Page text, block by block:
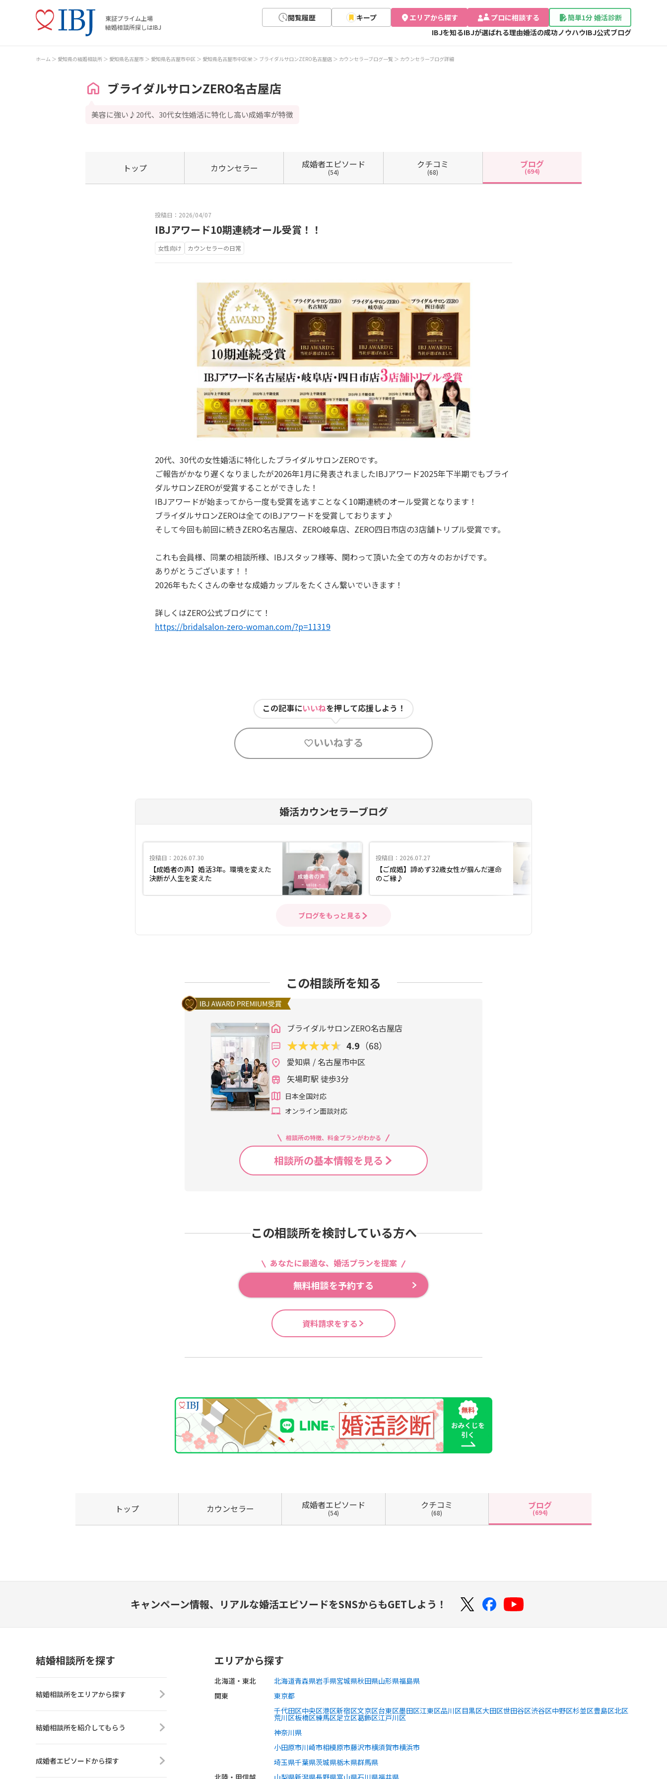
東証プライム上場
結婚相談所探しはIBJ
閲覧履歴 キープ エリアから探す プロに相談する
簡単1分 婚活診断
IBJを知るIBJが選ばれる理由婚活の成功ノウハウIBJ公式ブログ
ホーム 愛知県の結婚相談所 愛知県名古屋市 愛知県名古屋市中区 愛知県名古屋市中区栄 ブライダルサロンZERO名古屋店 カウンセラーブログ一覧 カウンセラーブログ詳細
ブライダルサロンZERO名古屋店
美容に強い♪20代、30代女性婚活に特化し高い成婚率が特徴
トップ カウンセラー 成婚者エピソード
(54)
クチコミ
(68)
ブログ
(694)
投稿日：2026/04/07
IBJアワード10期連続オール受賞！！
女性向け カウンセラーの日常
20代、30代の女性婚活に特化したブライダルサロンZEROです。
ご報告がかなり遅くなりましたが2026年1月に発表されましたIBJアワード2025年下半期でもブライ
ダルサロンZEROが受賞することができした！
IBJアワードが始まってから一度も受賞を逃すことなく10期連続のオール受賞となります！
ブライダルサロンZEROは全てのIBJアワードを受賞しております♪
そして今回も前回に続きZERO名古屋店、ZERO岐阜店、ZERO四日市店の3店舗トリプル受賞です。
これも会員様、同業の相談所様、IBJスタッフ様等、関わって頂いた全ての方々のおかげです。
ありがとうございます！！
2026年もたくさんの幸せな成婚カップルをたくさん繋いでいきます！
詳しくはZERO公式ブログにて！
https://bridalsalon-zero-woman.com/?p=11319
この記事にいいねを押して応援しよう！
いいねする
婚活カウンセラーブログ
投稿日：2026.07.30
【成婚者の声】婚活3年。環境を変えた
決断が人生を変えた
投稿日：2026.07.27
【ご成婚】諦めず32歳女性が掴んだ運命
のご縁♪
ブログをもっと見る
この相談所を知る
ブライダルサロンZERO名古屋店
4.9 （68）
愛知県 / 名古屋市中区
矢場町駅 徒歩3分
日本全国対応
オンライン面談対応
相談所の特徴、料金プランがわかる
相談所の基本情報を見る
この相談所を検討している方へ
あなたに最適な、婚活プランを提案
無料相談を予約する
資料請求をする
トップ カウンセラー 成婚者エピソード
(54)
クチコミ
(68)
ブログ
(694)
キャンペーン情報、 リアルな婚活エピソードをSNSからもGETしよう！
結婚相談所を探す
結婚相談所をエリアから探す
結婚相談所を紹介してもらう
成婚者エピソードから探す
エリアから探す
北海道・東北 北海道青森県岩手県宮城県秋田県山形県福島県
関東
東京都
千代田区中央区港区新宿区文京区台東区墨田区江東区品川区目黒区大田区世田谷区渋谷区中野区杉並区豊島区北区
荒川区板橋区練馬区足立区葛飾区江戸川区
神奈川県
小田原市川崎市相模原市藤沢市横須賀市横浜市
埼玉県千葉県茨城県栃木県群馬県
北陸・甲信越
山梨県新潟県長野県富山県石川県福井県